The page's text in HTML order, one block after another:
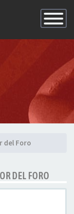
de
del Foro
DEL FORO